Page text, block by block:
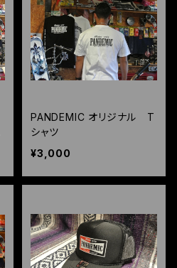
PANDEMIC オリジナル T
シャツ
¥3,000